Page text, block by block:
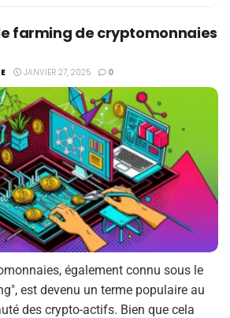
farming de cryptomonnaies
JANVIER 27, 2025 0
également connu sous le
est devenu un terme populaire au
des crypto-actifs. Bien que cela